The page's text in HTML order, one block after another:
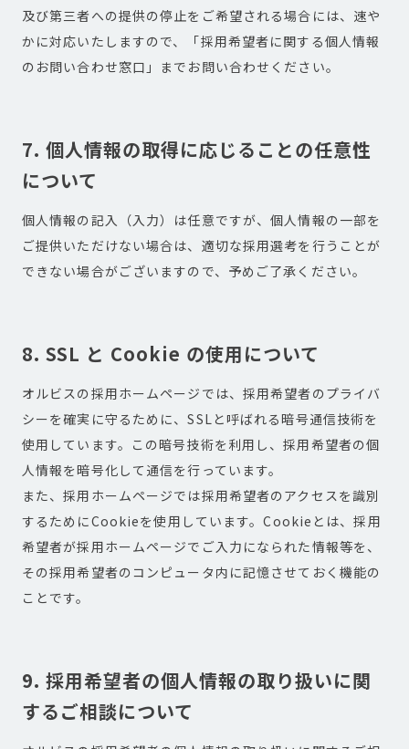
及び第三者への提供の停止をご希望される場合には、速や
かに対応いたしますので、「採用希望者に関する個人情報
のお問い合わせ窓口」までお問い合わせください。
7. 個人情報の取得に応じることの任意性
について
個人情報の記入（入力）は任意ですが、個人情報の一部を
ご提供いただけない場合は、適切な採用選考を行うことが
できない場合がございますので、予めご了承ください。
8. SSL と Cookie の使用について
オルビスの採用ホームページでは、採用希望者のプライバ
シーを確実に守るために、SSLと呼ばれる暗号通信技術を
使用しています。この暗号技術を利用し、採用希望者の個
人情報を暗号化して通信を行っています。
また、採用ホームページでは採用希望者のアクセスを識別
するためにCookieを使用しています。Cookieとは、採用
希望者が採用ホームページでご入力になられた情報等を、
その採用希望者のコンピュータ内に記憶させておく機能の
ことです。
9. 採用希望者の個人情報の取り扱いに関
するご相談について